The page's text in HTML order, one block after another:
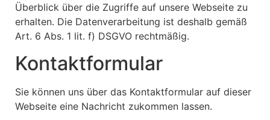
Überblick über die Zugriffe auf unsere Webseite zu
erhalten. Die Datenverarbeitung ist deshalb gemäß
Art. 6 Abs. 1 lit. f) DSGVO rechtmäßig.
Kontaktformular
Sie können uns über das Kontaktformular auf dieser
Webseite eine Nachricht zukommen lassen.